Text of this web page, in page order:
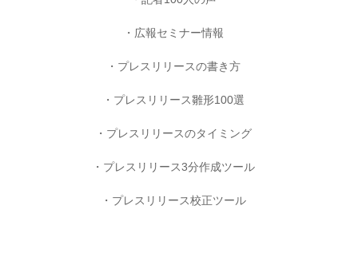
広報セミナー情報
プレスリリースの書き方
プレスリリース雛形100選
プレスリリースのタイミング
プレスリリース3分作成ツール
プレスリリース校正ツール